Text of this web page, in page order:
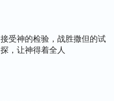
接受神的检验，战胜撒但的试
探，让神得着全人